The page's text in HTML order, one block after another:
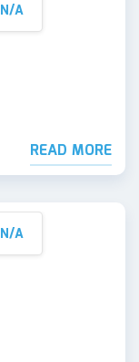
N/A
READ MORE
N/A